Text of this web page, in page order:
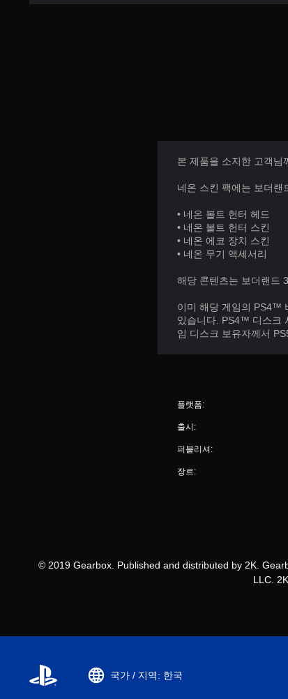
본 제품을 소지한 고객
네온 스킨 팩에는 보더랜
• 네온 볼트 헌터 헤드
• 네온 볼트 헌터 스킨
• 네온 에코 장치 스킨
• 네온 무기 액세서리
해당 콘텐츠는 보더랜드
이미 해당 게임의 PS4™
있습니다. PS4™ 디스크
임 디스크 보유자께서
플랫폼:
출시:
퍼블리셔:
장르:
© 2019 Gearbox. Published and distributed by 2K.
LLC.
국가 / 지역: 한국